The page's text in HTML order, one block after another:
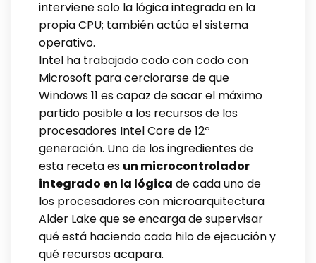
interviene solo la lógica integrada en la
propia CPU; también actúa el sistema
operativo.
Intel ha trabajado codo con codo con
Microsoft para cerciorarse de que
Windows 11 es capaz de sacar el máximo
partido posible a los recursos de los
procesadores Intel Core de 12ª
generación. Uno de los ingredientes de
esta receta es un microcontrolador
integrado en la lógica de cada uno de
los procesadores con microarquitectura
Alder Lake que se encarga de supervisar
qué está haciendo cada hilo de ejecución y
qué recursos acapara.